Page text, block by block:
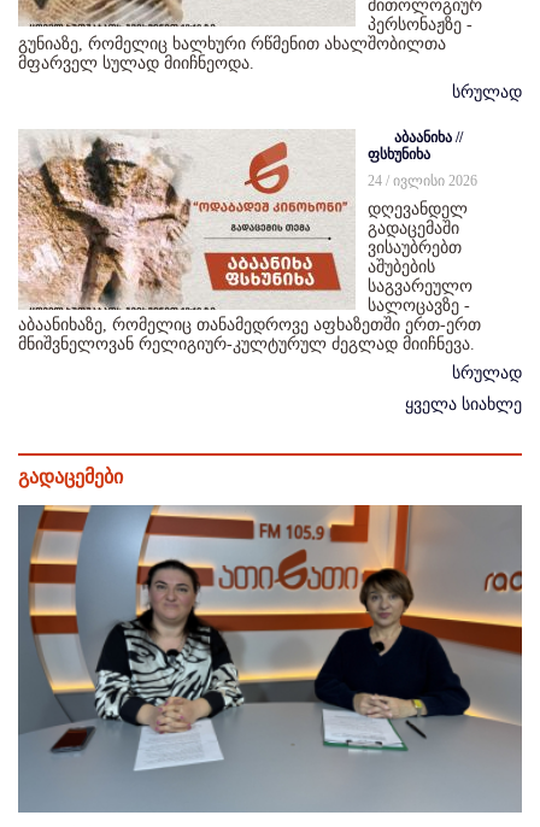
მითოლოგიურ
პერსონაჟზე -
გუნიაზე, რომელიც ხალხური რწმენით ახალშობილთა
მფარველ სულად მიიჩნეოდა.
სრულად
აბაანიხა //
ფსხუნიხა
24 / ივლისი 2026
დღევანდელ
გადაცემაში
ვისაუბრებთ
აშუბების
საგვარეულო
სალოცავზე -
აბაანიხაზე, რომელიც თანამედროვე აფხაზეთში ერთ-ერთ
მნიშვნელოვან რელიგიურ-კულტურულ ძეგლად მიიჩნევა.
სრულად
ყველა სიახლე
გადაცემები